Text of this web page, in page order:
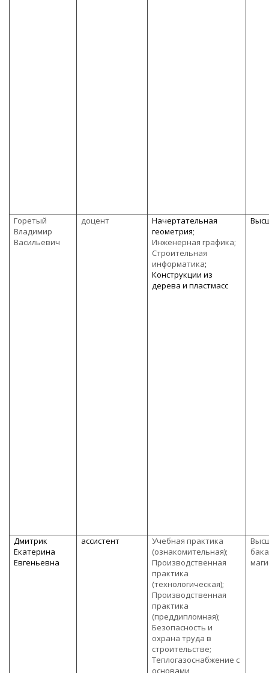
Горетый
Владимир
Васильевич
доцент
Начертательная
геометрия;
Инженерная графика;
Строительная
информатика;
Конструкции из
дерева и пластмасс
Дмитрик
Екатерина
Евгеньевна
ассистент
Учебная практика
(ознакомительная);
Производственная
практика
(технологическая);
Производственная
практика
(преддипломная);
Безопасность и
охрана труда в
строительстве;
Теплогазоснабжение с
основами